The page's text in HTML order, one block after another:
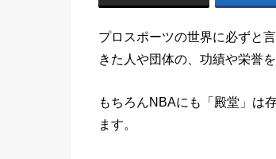
プロスポーツの世界に必ずと
きた人や団体の、功績や栄誉
もちろんNBAにも「殿堂」は
ます。